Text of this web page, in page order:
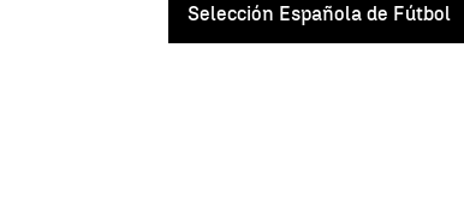
Selección Española de Fútbol